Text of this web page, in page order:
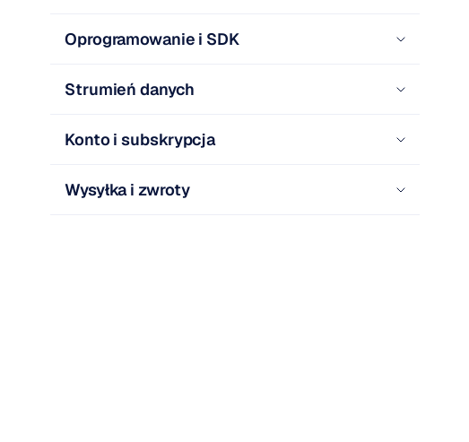
Oprogramowanie i SDK
Strumień danych
Konto i subskrypcja
Wysyłka i zwroty